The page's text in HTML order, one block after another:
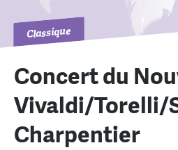
Classique
Concert du
Vivaldi/Torelli/
Charpentier